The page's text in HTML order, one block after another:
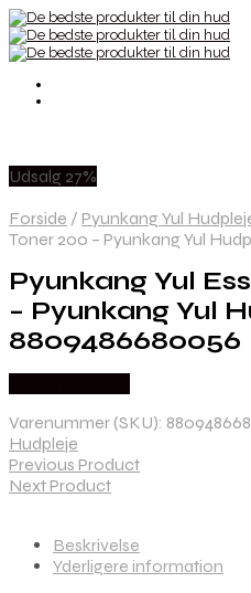
Udsalg 27%
Forside / Pyunkang Yul
Toner 200 – Pyunkang Yul
Pyunkang Yul
– Pyunkang Yul
8809486680056
Varenummer (SKU):
Hudpleje
Previous Product
Next Product
Beskrivelse
Yderligere information